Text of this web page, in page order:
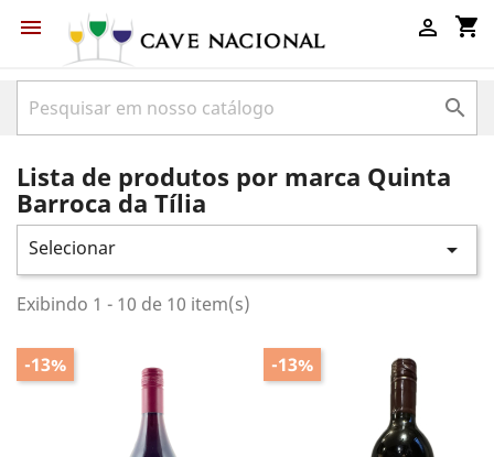
 shopping_cart


Lista de produtos por marca Quinta
Barroca da Tília
Selecionar 
Exibindo 1 - 10 de 10 item(s)
-13% -13%